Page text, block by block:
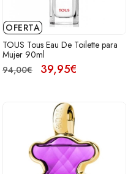
OFERTA
TOUS Tous Eau De Toilette para
Mujer 90ml
94,00€
39,95€